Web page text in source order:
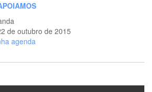
de outubro de 2015
agenda